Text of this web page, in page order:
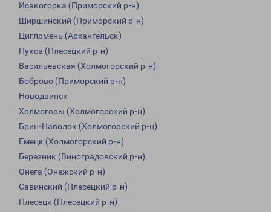
Исакогорка (Приморский р-н)
Ширшинский (Приморский р-н)
Цигломень (Архангельск)
Пукса (Плесецкий р-н)
Васильевская (Холмогорский р-н)
Боброво (Приморский р-н)
Новодвинск
Холмогоры (Холмогорский р-н)
Брин-Наволок (Холмогорский р-н)
Емецк (Холмогорский р-н)
Березник (Виноградовский р-н)
Онега (Онежский р-н)
Савинский (Плесецкий р-н)
Плесецк (Плесецкий р-н)